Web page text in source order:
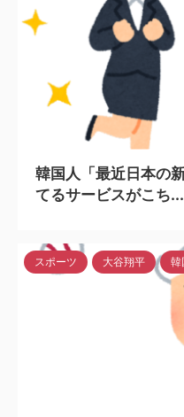
韓国人「最近日本の
てるサービスがこち...
スポーツ 大谷翔平 韓